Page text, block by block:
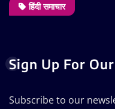
हिंदी समाचार
Sign Up For
Subscribe to our